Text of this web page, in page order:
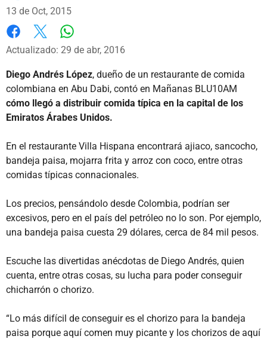
13 de Oct, 2015
Facebook
X
Actualizado: 29 de abr, 2016
Diego Andrés López, dueño de un restaurante de comida
colombiana en Abu Dabi, contó en Mañanas BLU10AM
cómo llegó a distribuir comida típica en la capital de los
Emiratos Árabes Unidos.
En el restaurante Villa Hispana encontrará ajiaco, sancocho,
bandeja paisa, mojarra frita y arroz con coco, entre otras
comidas típicas connacionales.
Los precios, pensándolo desde Colombia, podrían ser
excesivos, pero en el país del petróleo no lo son. Por ejemplo,
una bandeja paisa cuesta 29 dólares, cerca de 84 mil pesos.
Escuche las divertidas anécdotas de Diego Andrés, quien
cuenta, entre otras cosas, su lucha para poder conseguir
chicharrón o chorizo.
“Lo más difícil de conseguir es el chorizo para la bandeja
paisa porque aquí comen muy picante y los chorizos de aquí